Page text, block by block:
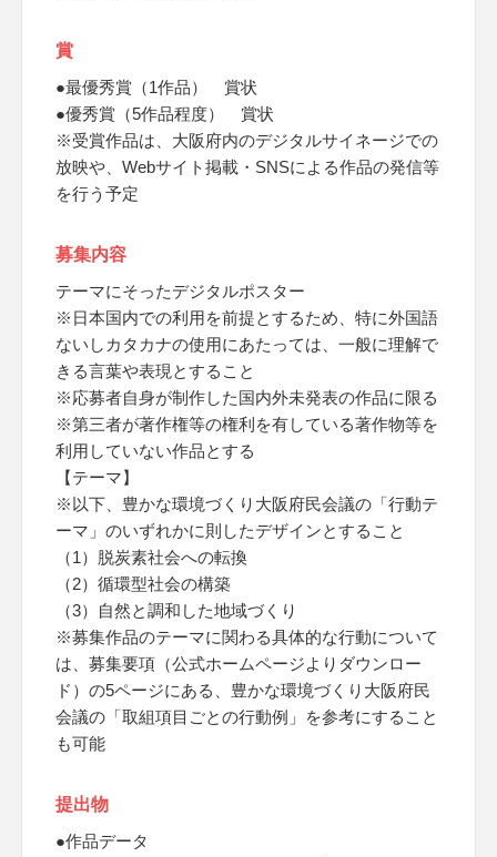
賞
●最優秀賞（1作品） 賞状
●優秀賞（5作品程度） 賞状
※受賞作品は、大阪府内のデジタルサイネージでの
放映や、Webサイト掲載・SNSによる作品の発信等
を行う予定
募集内容
テーマにそったデジタルポスター
※日本国内での利用を前提とするため、特に外国語
ないしカタカナの使用にあたっては、一般に理解で
きる言葉や表現とすること
※応募者自身が制作した国内外未発表の作品に限る
※第三者が著作権等の権利を有している著作物等を
利用していない作品とする
【テーマ】
※以下、豊かな環境づくり大阪府民会議の「行動テ
ーマ」のいずれかに則したデザインとすること
（1）脱炭素社会への転換
（2）循環型社会の構築
（3）自然と調和した地域づくり
※募集作品のテーマに関わる具体的な行動について
は、募集要項（公式ホームページよりダウンロー
ド）の5ページにある、豊かな環境づくり大阪府民
会議の「取組項目ごとの行動例」を参考にすること
も可能
提出物
●作品データ